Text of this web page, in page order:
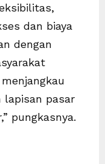
dan biaya
dengan
lapisan pasar
pungkasnya.